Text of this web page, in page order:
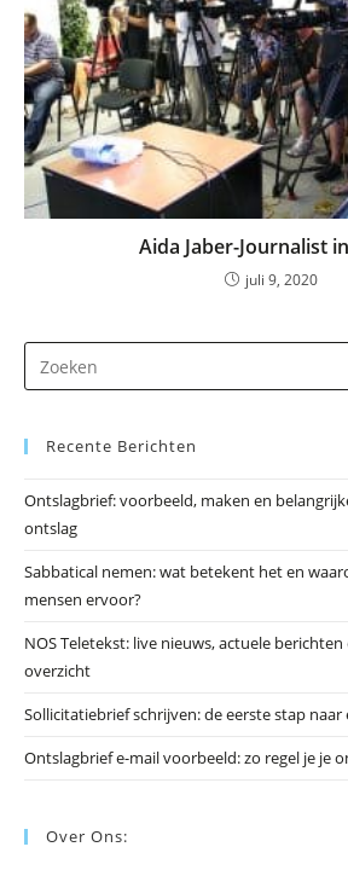
Aida Jaber-Journalist
juli 9, 2020
Recente Berichten
Ontslagbrief: voorbeeld, maken en
ontslag
Sabbatical nemen: wat betekent het en
mensen ervoor?
NOS Teletekst: live nieuws, actuele
overzicht
Sollicitatiebrief schrijven: de eerste stap naar
Ontslagbrief e-mail voorbeeld: zo regel je je
Over Ons: